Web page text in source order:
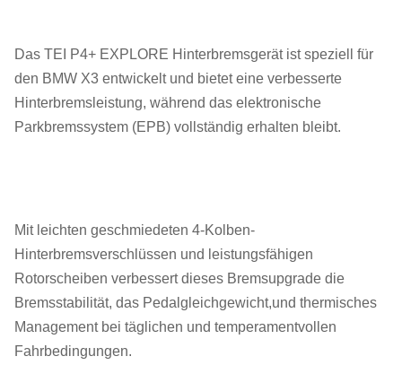
Das TEI P4+ EXPLORE Hinterbremsgerät ist speziell für
den BMW X3 entwickelt und bietet eine verbesserte
Hinterbremsleistung, während das elektronische
Parkbremssystem (EPB) vollständig erhalten bleibt.
Mit leichten geschmiedeten 4-Kolben-
Hinterbremsverschlüssen und leistungsfähigen
Rotorscheiben verbessert dieses Bremsupgrade die
Bremsstabilität, das Pedalgleichgewicht,und thermisches
Management bei täglichen und temperamentvollen
Fahrbedingungen.